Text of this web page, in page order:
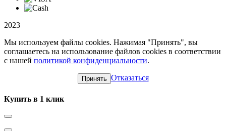
2023
Мы используем файлы cookies. Нажимая "Принять", вы
соглашаетесь на использование файлов cookies в соответствии
с нашей политикой конфиденциальности.
Принять Отказаться
Купить в 1 клик